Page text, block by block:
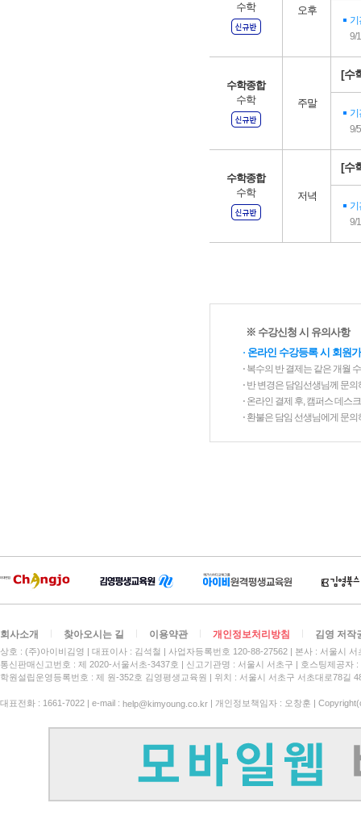
수학
오후
기
9/
수학종합
수학
주말
[수
기
9/
수학종합
수학
저녁
[수
기
9/
※ 수강신청 시 유의사항
⋅ 온라인 수강등록 시 회원
⋅ 복수의 반 결제는 같은 개월
⋅ 반 변경은 담임선생님께 문
⋅ 온라인 결제 후, 캠퍼스 데스
⋅ 환불은 담임 선생님에게 문
회사소개 찾아오시는 길 이용약관 개인정보처리방침 김영 저작
상호 : (주)아이비김영 대표이사 : 김석철 사업자등록번호 120-88-27562
본사 : 서울시
통신판매신고번호 : 제 2020-서울서초-3437호
신고기관명 : 서울시 서초구
호스팅제공자
학원설립운영등록번호 : 제 원-352호 김영평생교육원 | 위치 : 서울시 서초구 서초대로78길
대표전화 : 1661-7022 | e-mail : help@kimyoung.co.kr | 개인정보책임자 : 오창훈 |